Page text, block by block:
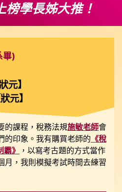
榜學長姊大推！
畢)
元】
元】
的課程，稅務法規施敏老師會
的印象。我有購買老師的 《稅
》
，以寫考古題的方式當作
月，我則模擬考試時間去練習